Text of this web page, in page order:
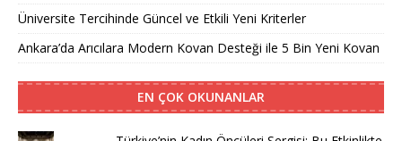
Üniversite Tercihinde Güncel ve Etkili Yeni Kriterler
Ankara’da Arıcılara Modern Kovan Desteği ile 5 Bin Yeni Kovan
EN ÇOK OKUNANLAR